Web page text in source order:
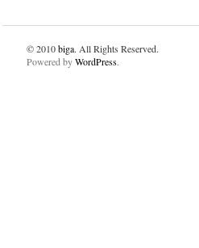
© 2010biga. All Rights Reserved.
Powered byWordPress.